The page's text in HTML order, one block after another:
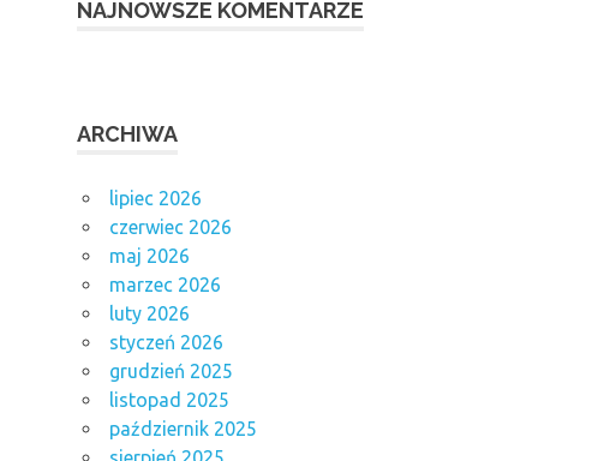
NAJNOWSZE KOMENTARZE
ARCHIWA
lipiec 2026
czerwiec 2026
maj 2026
marzec 2026
luty 2026
styczeń 2026
grudzień 2025
listopad 2025
październik 2025